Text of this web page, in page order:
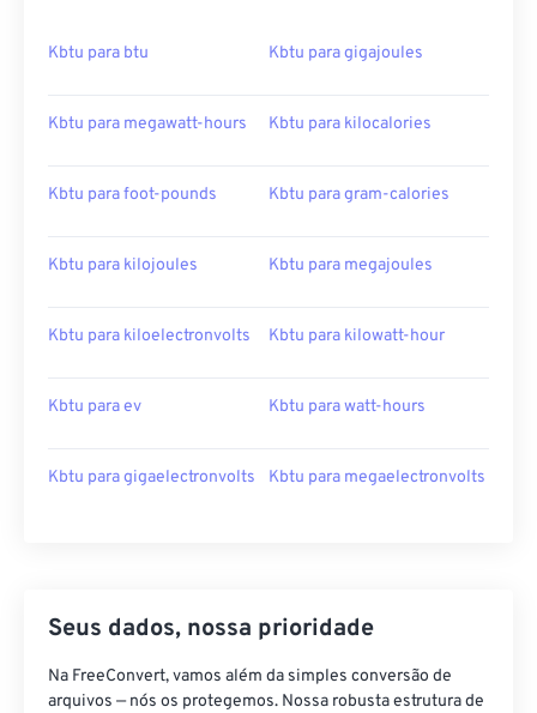
Kbtu para btu Kbtu para gigajoules
Kbtu para megawatt-hours Kbtu para kilocalories
Kbtu para foot-pounds Kbtu para gram-calories
Kbtu para kilojoules Kbtu para megajoules
Kbtu para kiloelectronvolts Kbtu para kilowatt-hour
Kbtu para ev Kbtu para watt-hours
Kbtu para gigaelectronvolts Kbtu para megaelectronvolts
Seus dados, nossa prioridade
Na FreeConvert, vamos além da simples conversão de
arquivos — nós os protegemos. Nossa robusta estrutura de